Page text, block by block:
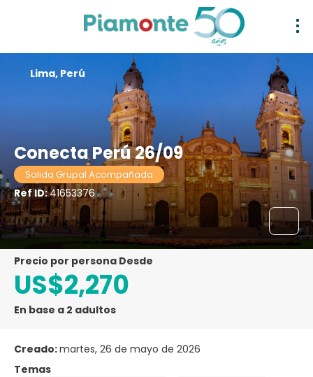
Conecta Perú 26/09
Salida Grupal Acompañada
Ref ID:41653376
Lima, Perú
precio por persona Desde
US$2,270
En base a 2 adultos
Creado:martes, 26 de mayo de 2026
Temas